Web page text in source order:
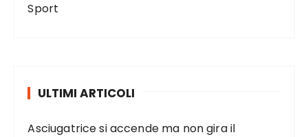
Sport
ULTIMI ARTICOLI
Asciugatrice si accende ma non gira il